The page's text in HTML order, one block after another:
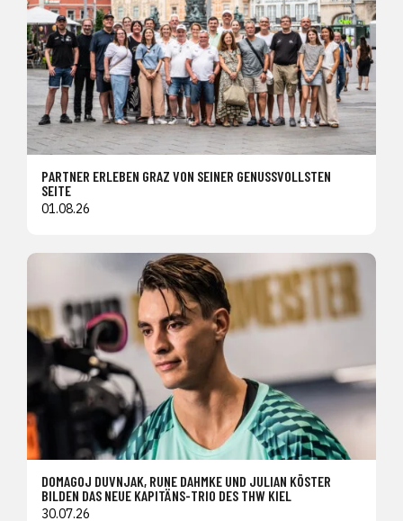
PARTNER ERLEBEN GRAZ VON SEINER GENUSSVOLLSTEN
SEITE
01.08.26
DOMAGOJ DUVNJAK, RUNE DAHMKE UND JULIAN KÖSTER
BILDEN DAS NEUE KAPITÄNS-TRIO DES THW KIEL
30.07.26